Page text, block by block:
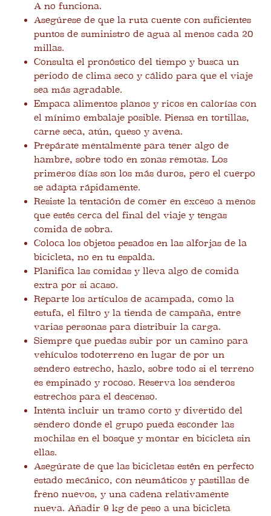
A no funciona.
Asegúrese de que la ruta cuente con suficientes
puntos de suministro de agua al menos cada 20
millas.
Consulta el pronóstico del tiempo y busca un
periodo de clima seco y cálido para que el viaje
sea más agradable.
Empaca alimentos planos y ricos en calorías con
el mínimo embalaje posible. Piensa en tortillas,
carne seca, atún, queso y avena.
Prepárate mentalmente para tener algo de
hambre, sobre todo en zonas remotas. Los
primeros días son los más duros, pero el cuerpo
se adapta rápidamente.
Resiste la tentación de comer en exceso a menos
que estés cerca del final del viaje y tengas
comida de sobra.
Coloca los objetos pesados ​​en las alforjas de la
bicicleta, no en tu espalda.
Planifica las comidas y lleva algo de comida
extra por si acaso.
Reparte los artículos de acampada, como la
estufa, el filtro y la tienda de campaña, entre
varias personas para distribuir la carga.
Siempre que puedas subir por un camino para
vehículos todoterreno en lugar de por un
sendero estrecho, hazlo, sobre todo si el terreno
es empinado y rocoso. Reserva los senderos
estrechos para el descenso.
Intenta incluir un tramo corto y divertido del
sendero donde el grupo pueda esconder las
mochilas en el bosque y montar en bicicleta sin
ellas.
Asegúrate de que las bicicletas estén en perfecto
estado mecánico, con neumáticos y pastillas de
freno nuevos, y una cadena relativamente
nueva. Añadir 9 kg de peso a una bicicleta